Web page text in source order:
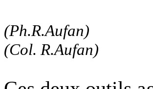
(Ph.R.Aufan)
(Col. R.Aufan)